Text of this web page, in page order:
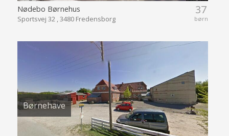
37
børn
Nødebo Børnehus
Sportsvej 32 , 3480 Fredensborg
Børnehave